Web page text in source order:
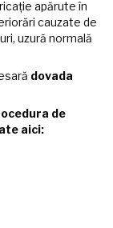
apărute în
cauzate de
uzură normală
dovada
de
aici: